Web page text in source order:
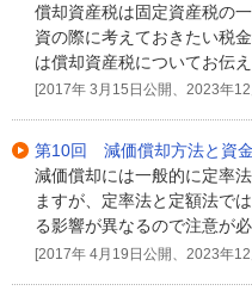
償却資産税は固定資産税の
資の際に考えておきたい税
は償却資産税についてお伝え
[2017年 3月15日公開、2023年
第10回 減価償却方法と資
減価償却には一般的に定率
ますが、定率法と定額法で
る影響が異なるので注意が必
[2017年 4月19日公開、2023年